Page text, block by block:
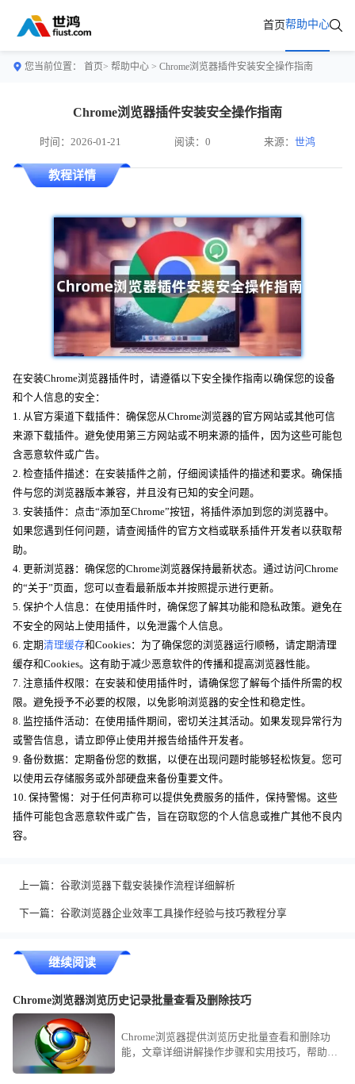
首页帮助中心
您当前位置： 首页> 帮助中心 > Chrome浏览器插件安装安全操作指南
Chrome浏览器插件安装安全操作指南
时间：2026-01-21 阅读：0 来源：世鸿
教程详情
在安装Chrome浏览器插件时，请遵循以下安全操作指南以确保您的设备
和个人信息的安全：
1. 从官方渠道下载插件：确保您从Chrome浏览器的官方网站或其他可信
来源下载插件。避免使用第三方网站或不明来源的插件，因为这些可能包
含恶意软件或广告。
2. 检查插件描述：在安装插件之前，仔细阅读插件的描述和要求。确保插
件与您的浏览器版本兼容，并且没有已知的安全问题。
3. 安装插件：点击“添加至Chrome”按钮，将插件添加到您的浏览器中。
如果您遇到任何问题，请查阅插件的官方文档或联系插件开发者以获取帮
助。
4. 更新浏览器：确保您的Chrome浏览器保持最新状态。通过访问Chrome
的“关于”页面，您可以查看最新版本并按照提示进行更新。
5. 保护个人信息：在使用插件时，确保您了解其功能和隐私政策。避免在
不安全的网站上使用插件，以免泄露个人信息。
6. 定期清理缓存和Cookies：为了确保您的浏览器运行顺畅，请定期清理
缓存和Cookies。这有助于减少恶意软件的传播和提高浏览器性能。
7. 注意插件权限：在安装和使用插件时，请确保您了解每个插件所需的权
限。避免授予不必要的权限，以免影响浏览器的安全性和稳定性。
8. 监控插件活动：在使用插件期间，密切关注其活动。如果发现异常行为
或警告信息，请立即停止使用并报告给插件开发者。
9. 备份数据：定期备份您的数据，以便在出现问题时能够轻松恢复。您可
以使用云存储服务或外部硬盘来备份重要文件。
10. 保持警惕：对于任何声称可以提供免费服务的插件，保持警惕。这些
插件可能包含恶意软件或广告，旨在窃取您的个人信息或推广其他不良内
容。
上一篇： 谷歌浏览器下载安装操作流程详细解析
下一篇： 谷歌浏览器企业效率工具操作经验与技巧教程分享
继续阅读
Chrome浏览器浏览历史记录批量查看及删除技巧
Chrome浏览器提供浏览历史批量查看和删除功
能，文章详细讲解操作步骤和实用技巧，帮助用